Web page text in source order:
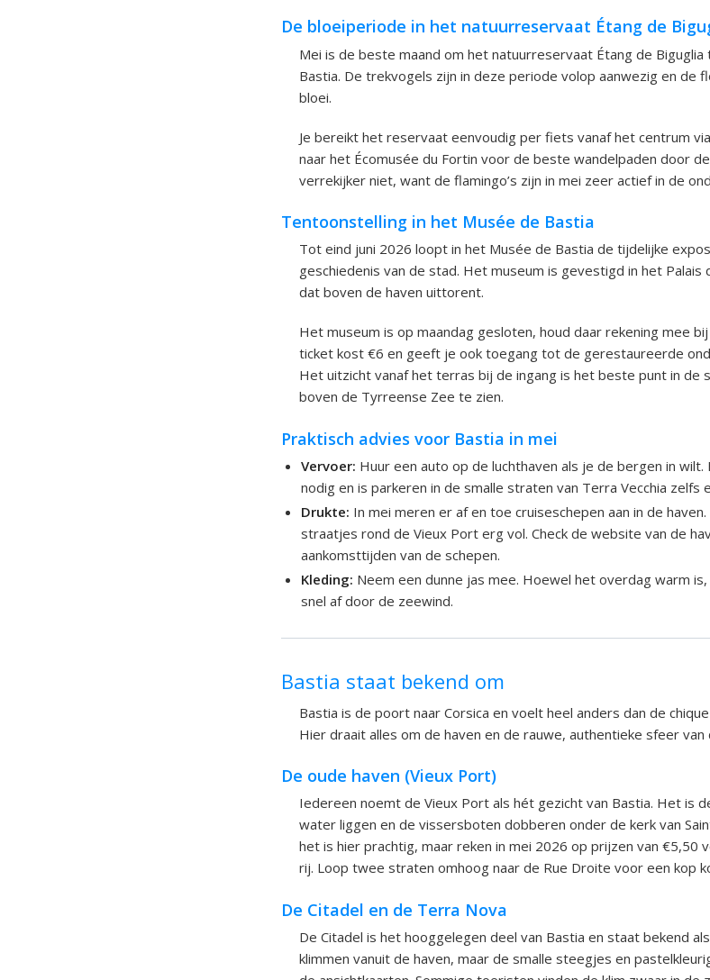
De bloeiperiode in het natuurreservaat Étang de
Mei is de beste maand om het natuurreservaat Étang de
Bastia. De trekvogels zijn in deze periode volop aanwezig en de
bloei.
Je bereikt het reservaat eenvoudig per fiets vanaf het centrum
naar het Écomusée du Fortin voor de beste wandelpaden door
verrekijker niet, want de flamingo’s zijn in mei zeer actief in de
Tentoonstelling in het Musée de Bastia
Tot eind juni 2026 loopt in het Musée de Bastia de tijdelijke
geschiedenis van de stad. Het museum is gevestigd in het
dat boven de haven uittorent.
Het museum is op maandag gesloten, houd daar rekening mee
ticket kost €6 en geeft je ook toegang tot de gerestaureerde
Het uitzicht vanaf het terras bij de ingang is het beste punt in de
boven de Tyrreense Zee te zien.
Praktisch advies voor Bastia in mei
Vervoer: Huur een auto op de luchthaven als je de bergen in
nodig en is parkeren in de smalle straten van Terra Vecchia zelfs
Drukte: In mei meren er af en toe cruiseschepen aan in de
straatjes rond de Vieux Port erg vol. Check de website van de
aankomsttijden van de schepen.
Kleding: Neem een dunne jas mee. Hoewel het overdag warm
snel af door de zeewind.
Bastia staat bekend om
Bastia is de poort naar Corsica en voelt heel anders dan de
Hier draait alles om de haven en de rauwe, authentieke sfeer van
De oude haven (Vieux Port)
Iedereen noemt de Vieux Port als hét gezicht van Bastia. Het is
water liggen en de vissersboten dobberen onder de kerk van
het is hier prachtig, maar reken in mei 2026 op prijzen van
rij. Loop twee straten omhoog naar de Rue Droite voor een kop
De Citadel en de Terra Nova
De Citadel is het hooggelegen deel van Bastia en staat bekend
klimmen vanuit de haven, maar de smalle steegjes en